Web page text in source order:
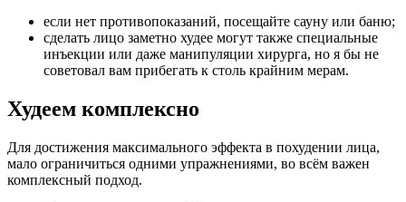
если нет противопоказаний, посещайте сауну или баню;
сделать лицо заметно худее могут также специальные
инъекции или даже манипуляции хирурга, но я бы не
советовал вам прибегать к столь крайним мерам.
Худеем комплексно
Для достижения максимального эффекта в похудении лица,
мало ограничиться одними упражнениями, во всём важен
комплексный подход.